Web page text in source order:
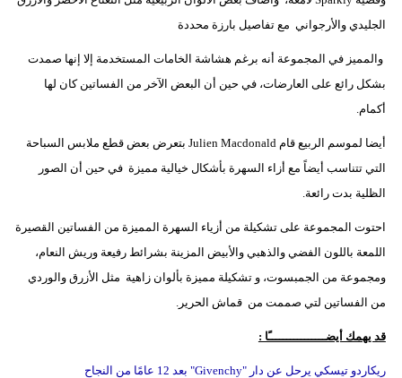
فيديو
الجليدي والأرجواني مع تفاصيل بارزة محددة
والمميز في المجموعة أنه برغم هشاشة الخامات المستخدمة إلا إنها صمدت
بشكل رائع على العارضات، في حين أن البعض الآخر من الفساتين كان لها
أكمام.
أيضا لموسم الربيع قام Julien Macdonald بتعرض بعض قطع ملابس السباحة
التي تتناسب أيضاً مع أزاء السهرة بأشكال خيالية مميزة في حين أن الصور
الظلية بدت رائعة.
احتوت المجموعة على تشكيلة من أزياء السهرة المميزة من الفساتين القصيرة
اللمعة باللون الفضي والذهبي والأبيض المزينة بشرائط رفيعة وريش النعام،
ومجموعة من الجمبسوت، و تشكيلة مميزة بألوان زاهية مثل الأزرق والوردي
من الفساتين لتي صممت من قماش الحرير.
قد يهمك أيضــــــــــــــــًا :
ريكاردو تيسكي يرحل عن دار "Givenchy" بعد 12 عامًا من النجاح